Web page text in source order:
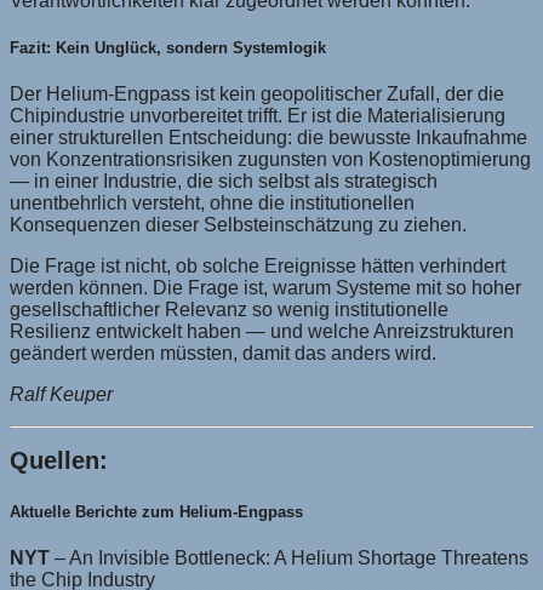
Fazit: Kein Unglück, sondern Systemlogik
Der Helium-Engpass ist kein geopolitischer Zufall, der die
Chipindustrie unvorbereitet trifft. Er ist die Materialisierung
einer strukturellen Entscheidung: die bewusste Inkaufnahme
von Konzentrationsrisiken zugunsten von Kostenoptimierung
— in einer Industrie, die sich selbst als strategisch
unentbehrlich versteht, ohne die institutionellen
Konsequenzen dieser Selbsteinschätzung zu ziehen.
Die Frage ist nicht, ob solche Ereignisse hätten verhindert
werden können. Die Frage ist, warum Systeme mit so hoher
gesellschaftlicher Relevanz so wenig institutionelle
Resilienz entwickelt haben — und welche Anreizstrukturen
geändert werden müssten, damit das anders wird.
Ralf Keuper
Quellen:
Aktuelle Berichte zum Helium-Engpass
NYT – An Invisible Bottleneck: A Helium Shortage Threatens
the Chip Industry